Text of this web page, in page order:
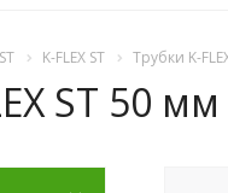
K-FLEX ST Трубки K-
ST 50 мм